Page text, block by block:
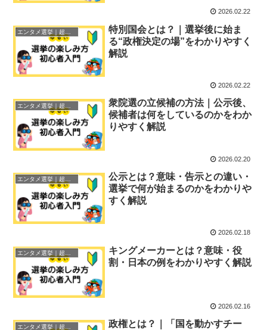
2026.02.22
特別国会とは？｜選挙後に始ま
る“政権決定の場”をわかりやすく
解説
2026.02.22
衆院選の立候補の方法｜公示後、
候補者は何をしているのかをわか
りやすく解説
2026.02.20
エンタメ選挙｜超初心者ガイド
公示とは？意味・告示との違い・
選挙で何が始まるのかをわかりや
すく解説
2026.02.18
キングメーカーとは？意味・役
割・日本の例をわかりやすく解説
2026.02.16
政権とは？｜「国を動かすチー